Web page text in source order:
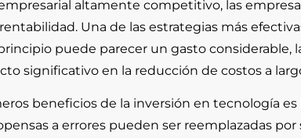
altamente competitivo, las
Una de las estrategias más
puede parecer un gasto
significativo en la reducción de costos a
beneficios de la inversión en tecnología
a errores pueden ser reemplazadas